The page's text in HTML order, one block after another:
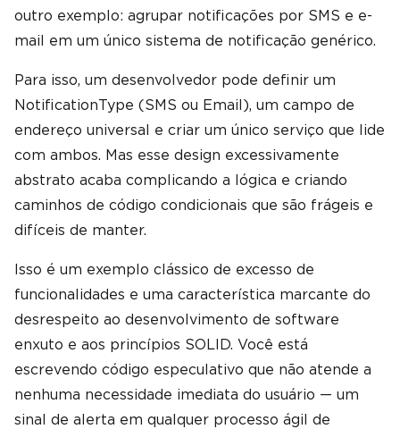
outro exemplo: agrupar notificações por SMS e e-
mail em um único sistema de notificação genérico.
Para isso, um desenvolvedor pode definir um
NotificationType (SMS ou Email), um campo de
endereço universal e criar um único serviço que lide
com ambos. Mas esse design excessivamente
abstrato acaba complicando a lógica e criando
caminhos de código condicionais que são frágeis e
difíceis de manter.
Isso é um exemplo clássico de excesso de
funcionalidades e uma característica marcante do
desrespeito ao desenvolvimento de software
enxuto e aos princípios SOLID. Você está
escrevendo código especulativo que não atende a
nenhuma necessidade imediata do usuário — um
sinal de alerta em qualquer processo ágil de